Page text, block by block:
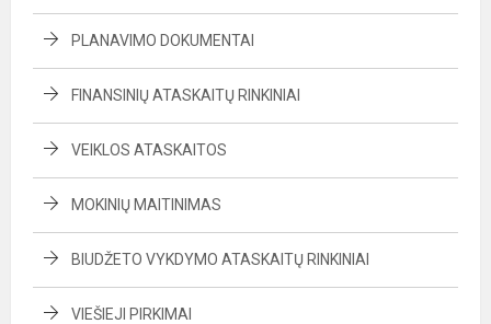
PLANAVIMO DOKUMENTAI
FINANSINIŲ ATASKAITŲ RINKINIAI
VEIKLOS ATASKAITOS
MOKINIŲ MAITINIMAS
BIUDŽETO VYKDYMO ATASKAITŲ RINKINIAI
VIEŠIEJI PIRKIMAI